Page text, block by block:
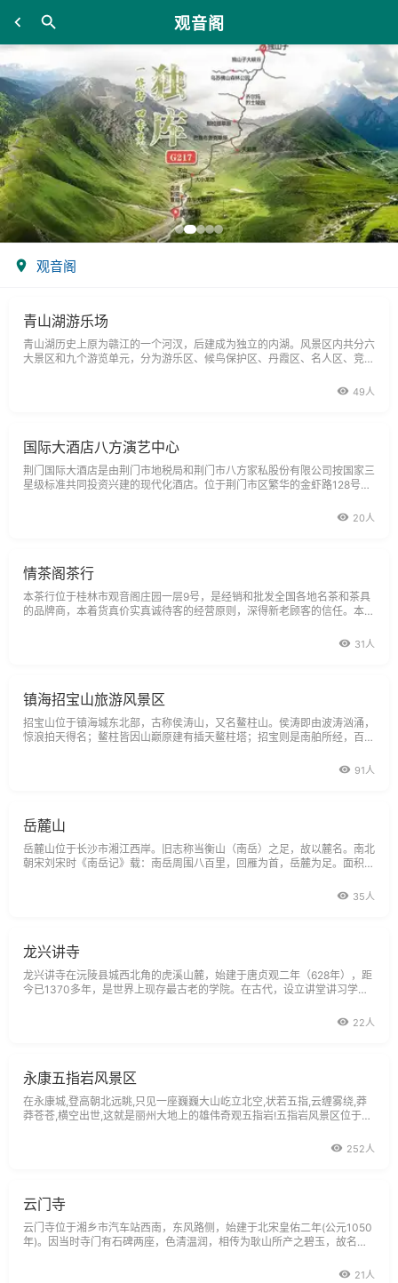
观音阁
观音阁
青山湖游乐场
青山湖历史上原为赣江的一个河汊，后建成为独立的内湖。风景区内共分六
大景区和九个游览单元，分为游乐区、候鸟保护区、丹霞区、名人区、竞舟
49人
国际大酒店八方演艺中心
荆门国际大酒店是由荆门市地税局和荆门市八方家私股份有限公司按国家三
星级标准共同投资兴建的现代化酒店。位于荆门市区繁华的金虾路128号。
20人
情茶阁茶行
本茶行位于桂林市观音阁庄园一层9号，是经销和批发全国各地名茶和茶具
的品牌商，本着货真价实真诚待客的经营原则，深得新老顾客的信任。本茶
多，配套齐全，货源充足，物美质优价平，服务待客细致周到有着广泛可靠
31人
镇海招宝山旅游风景区
招宝山位于镇海城东北部，古称侯涛山，又名鳌柱山。侯涛即由波涛汹涌，
惊浪拍天得名；鳌柱皆因山巅原建有插天鳌柱塔；招宝则是南舶所经，百珍
91人
岳麓山
岳麓山位于长沙市湘江西岸。旧志称当衡山（南岳）之足，故以麓名。南北
朝宋刘宋时《南岳记》载：南岳周围八百里，回雁为首，岳麓为足。面积8
深。自西汉以来，历代都有遗迹可觅，以岳麓书院、爱晚亭、麓山寺、望湘
35人
龙兴讲寺
龙兴讲寺在沅陵县城西北角的虎溪山麓，始建于唐贞观二年（628年），距
今已1370多年，是世界上现存最古老的学院。在古代，设立讲堂讲习学
纪》载:"幸孔子宅,祠仲尼及七十二弟子,亲御讲堂,命皇太子诸王说经."后来佛
22人
永康五指岩风景区
在永康城,登高朝北远眺,只见一座巍巍大山屹立北空,状若五指,云缠雾绕,莽
莽苍苍,横空出世,这就是丽州大地上的雄伟奇观五指岩!五指岩风景区位于永
指岩主峰海拔712公尺，方圆五公里，比浙东名胜方岩高约一倍，故民间俗
252人
云门寺
云门寺位于湘乡市汽车站西南，东风路侧，始建于北宋皇佑二年(公元1050
年)。因当时寺门有石碑两座，色清温润，相传为耿山所产之碧玉，故名石
观五彩祥云，映其殿阁，故易名云门寺。云门寺占地约10亩，其主要建筑21人